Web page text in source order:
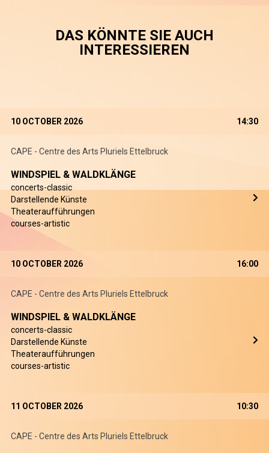
DAS KÖNNTE SIE AUCH
INTERESSIEREN
10 OCTOBER 2026 14:30
CAPE - Centre des Arts Pluriels Ettelbruck
WINDSPIEL & WALDKLÄNGE
concerts-classic
Darstellende Künste
Theateraufführungen
courses-artistic
10 OCTOBER 2026 16:00
CAPE - Centre des Arts Pluriels Ettelbruck
WINDSPIEL & WALDKLÄNGE
concerts-classic
Darstellende Künste
Theateraufführungen
courses-artistic
11 OCTOBER 2026 10:30
CAPE - Centre des Arts Pluriels Ettelbruck